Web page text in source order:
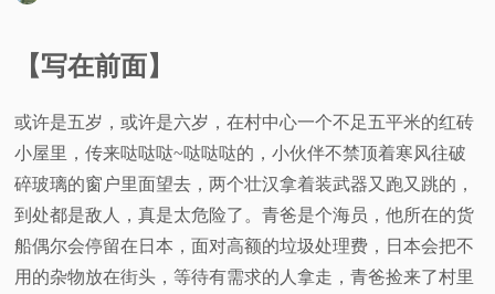
讯
评
【写在前面】
或许是五岁，或许是六岁，在村中心一个不足五平米的红砖
小屋里，传来哒哒哒~哒哒哒的，小伙伴不禁顶着寒风往破
碎玻璃的窗户里面望去，两个壮汉拿着装武器又跑又跳的，
到处都是敌人，真是太危险了。青爸是个海员，他所在的货
船偶尔会停留在日本，面对高额的垃圾处理费，日本会把不
用的杂物放在街头，等待有需求的人拿走，青爸捡来了村里